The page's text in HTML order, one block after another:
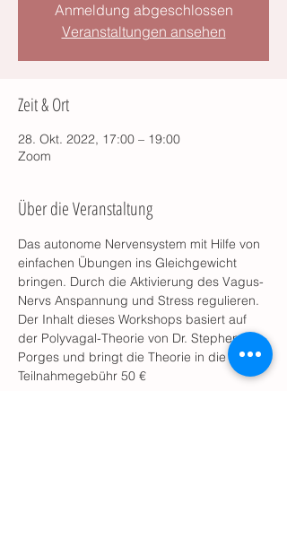
Anmeldung abgeschlossen
Veranstaltungen ansehen
Zeit & Ort
28. Okt. 2022, 17:00 – 19:00
Zoom
Über die Veranstaltung
Das autonome Nervensystem mit Hilfe von
einfachen Übungen ins Gleichgewicht
bringen. Durch die Aktivierung des Vagus-
Nervs Anspannung und Stress regulieren.
Der Inhalt dieses Workshops basiert auf
der Polyvagal-Theorie von Dr. Stephen
Porges und bringt die Theorie in die Praxis.
Teilnahmegebühr 50 €